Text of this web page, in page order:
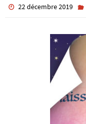
22 décembre 2019